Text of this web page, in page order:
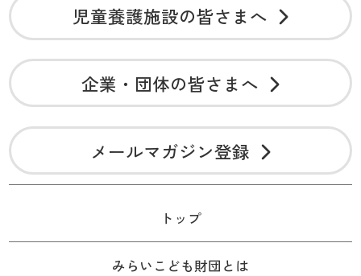
児童養護施設の皆さまへ
企業・団体の皆さまへ
メールマガジン登録
トップ
みらいこども財団とは